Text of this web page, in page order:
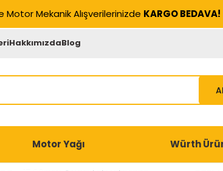
Motor Mekanik Alışverilerinizde KARGO BEDAVA!
HakkımızdaBlog
Motor Yağı Würth